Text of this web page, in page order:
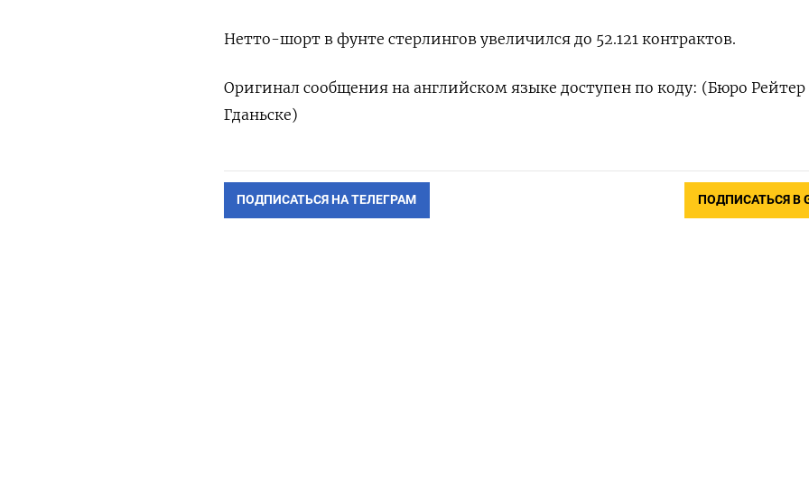
Нетто-шорт в фунте стерлингов увеличился до 52.121 контрактов.
Оригинал сообщения на английском языке доступен по коду: (Бюро Рейтер
Гданьске)
ПОДПИСАТЬСЯ НА ТЕЛЕГРАМ ПОДПИСАТЬСЯ В